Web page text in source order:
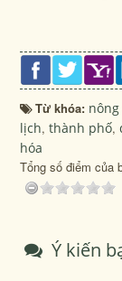
Từ khóa:
lịch,thành phố,
hóa
Tổng số điểm của
Ý kiến